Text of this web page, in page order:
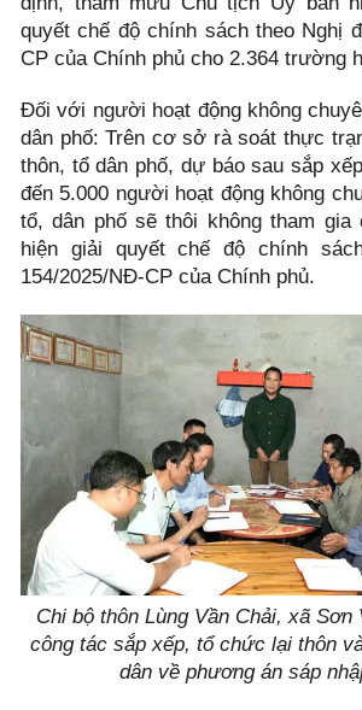
quyết chế độ chính sách theo Nghị
CP của Chính phủ cho 2.364 trường
Đối với người hoạt động không
dân phố: Trên cơ sở rà soát thực
thôn, tổ dân phố, dự báo sau sắp
đến 5.000 người hoạt động không
tổ, dân phố sẽ thôi không tham gia
hiện giải quyết chế độ chính
154/2025/NĐ-CP của Chính phủ.
Chi bộ thôn Lùng Vần Chải, xã Sơn
công tác sắp xếp, tổ chức lại thôn
dân về phương án sáp